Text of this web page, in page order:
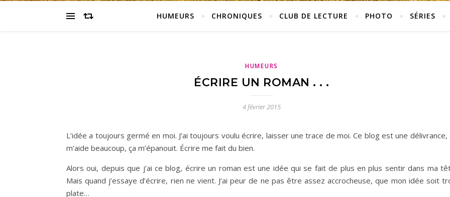
HUMEURS CHRONIQUES CLUB DE LECTURE PHOTO SÉRIES
HUMEURS
ÉCRIRE UN ROMAN . . .
4 février 2015
L’idée a toujours germé en moi. J’ai toujours voulu écrire, laisser une trace de moi. Ce blog est une délivrance,
m’aide beaucoup, ça m’épanouit. Écrire me fait du bien.
Alors oui, depuis que j’ai ce blog, écrire un roman est une idée qui se fait de plus en plus sentir dans ma
Mais quand j’essaye d’écrire, rien ne vient. J’ai peur de ne pas être assez accrocheuse, que mon idée soit
plate…